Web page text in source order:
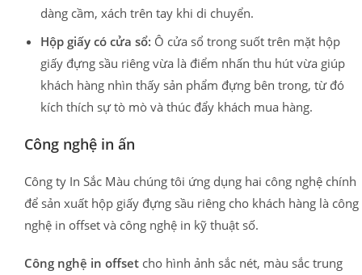
dàng cầm, xách trên tay khi di chuyển.
Hộp giấy có cửa sổ: Ô cửa sổ trong suốt trên mặt hộp
giấy đựng sầu riêng vừa là điểm nhấn thu hút vừa giúp
khách hàng nhìn thấy sản phẩm đựng bên trong, từ đó
kích thích sự tò mò và thúc đẩy khách mua hàng.
Công nghệ in ấn
Công ty In Sắc Màu chúng tôi ứng dụng hai công nghệ chính
để sản xuất hộp giấy đựng sầu riêng cho khách hàng là công
nghệ in offset và công nghệ in kỹ thuật số.
Công nghệ in offset cho hình ảnh sắc nét, màu sắc trung